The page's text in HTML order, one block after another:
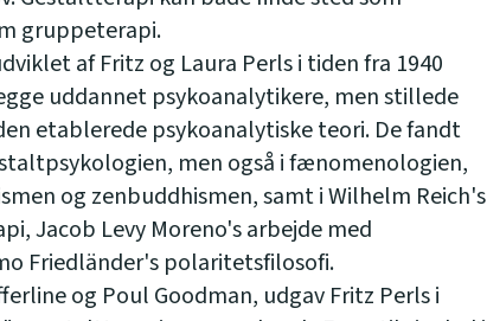
gruppeterapi.
af Fritz og Laura Perls i tiden fra 1940
uddannet psykoanalytikere, men stillede
etablerede psykoanalytiske teori. De fandt
men også i fænomenologien,
og zenbuddhismen, samt i Wilhelm Reich's
Jacob Levy Moreno's arbejde med
Friedländer's polaritetsfilosofi.
og Poul Goodman, udgav Fritz Perls i